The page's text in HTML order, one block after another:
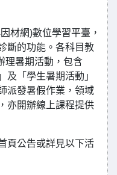
材網)數位學習平臺，
斷的功能。各科目教
理暑期活動，包含
及「學生暑期活動」
派發暑假作業，領域
亦開辦線上課程提供
頁公告或詳見以下活